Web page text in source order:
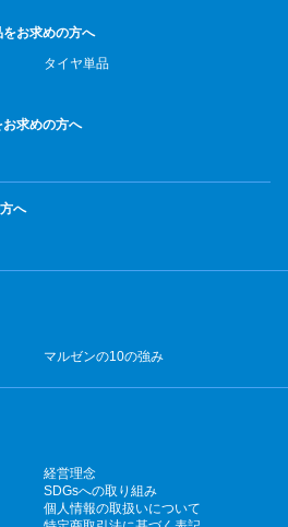
をお求めの方へ
タイヤ単品
お求めの方へ
へ
マルゼンの10の強み
経営理念
SDGsへの取り組み
個人情報の取扱いについて